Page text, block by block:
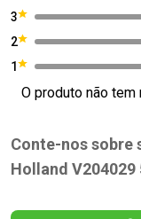
3
2
1
O produto não tem
Conte-nos sobre
Holland V204029